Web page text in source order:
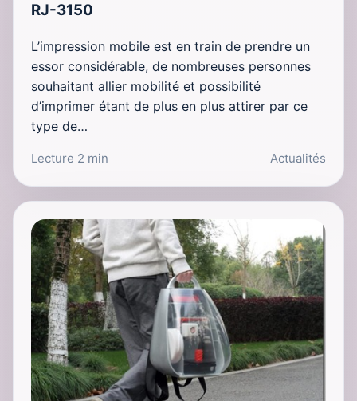
RJ-3150
L’impression mobile est en train de prendre un
essor considérable, de nombreuses personnes
souhaitant allier mobilité et possibilité
d’imprimer étant de plus en plus attirer par ce
type de…
Lecture 2 min Actualités